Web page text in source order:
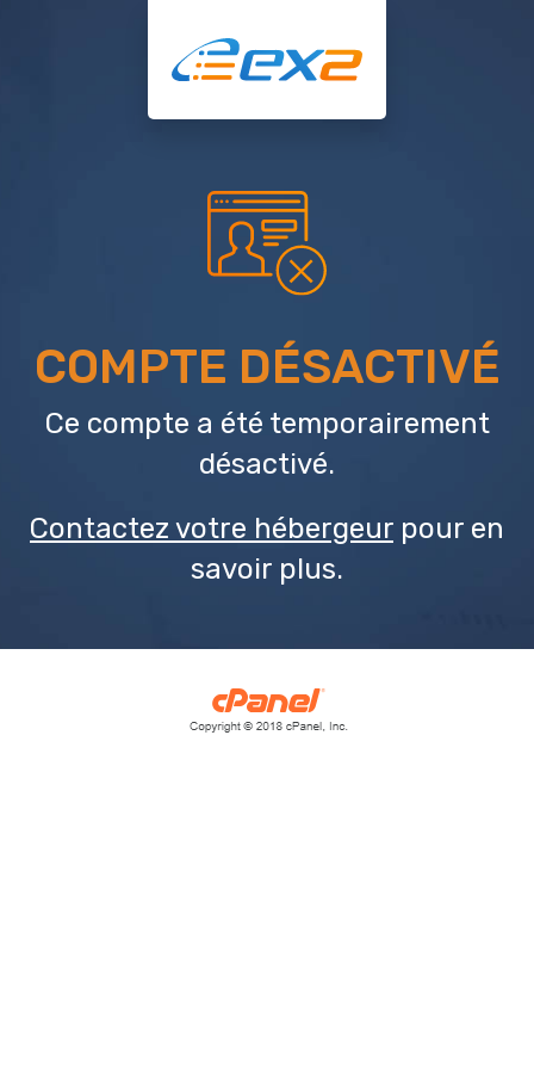
COMPTE DÉSACTIVÉ
Ce compte a été temporairement
désactivé.
Contactez votre hébergeur pour en
savoir plus.